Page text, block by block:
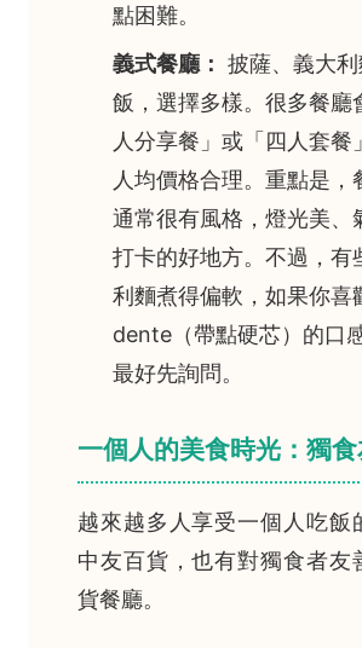
點困難。
義式餐廳： 披薩、義大
飯，選擇多樣。很多餐廳
人分享餐」或「四人套餐
人均價格合理。重點是，
通常很有風格，燈光美、
打卡的好地方。不過，有
利麵煮得偏軟，如果你喜
dente（帶點硬芯）的口
最好先詢問。
一個人的美食時光：獨
越來越多人享受一個人吃飯
中友百貨，也有對獨食者友
貨餐廳。